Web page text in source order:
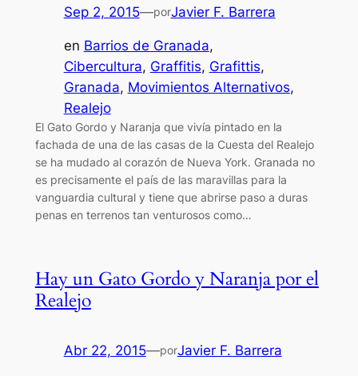
Sep 2, 2015—porJavier F. Barrera
en Barrios de Granada
Cibercultura, Graffitis, Grafittis
Granada, Movimientos Alternativos
Realejo
El Gato Gordo y Naranja que vivía pintado en la
fachada de una de las casas de la Cuesta del Realejo
se ha mudado al corazón de Nueva York. Granada no
es precisamente el país de las maravillas para la
vanguardia cultural y tiene que abrirse paso a duras
penas en terrenos tan venturosos como…
Hay un Gato Gordo y Naranja por el
Realejo
Abr 22, 2015—porJavier F. Barrera